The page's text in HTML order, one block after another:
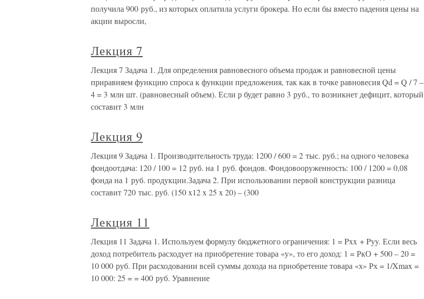
получила 900 руб., из которых оплатила услуги брокера. Но если бы вместо падения цены на
акции выросли,
Лекция 7
Лекция 7 Задача 1. Для определения равновесного объема продаж и равновесной цены
приравняем функцию спроса к функции предложения, так как в точке равновесия Qd = Q / 7 –
4 = 3 млн шт. (равновесный объем). Если р будет равно 3 руб., то возникнет дефицит, который
составит 3 млн
Лекция 9
Лекция 9 Задача 1. Производительность труда: 1200 / 600 = 2 тыс. руб.; на одного человека
фондоотдача: 120 / 100 = 12 руб. на 1 руб. фондов. Фондовооруженность: 100 / 1200 = 0,08
фонда на 1 руб. продукции.Задача 2. При использовании первой конструкции разница
составит 720 тыс. руб. (150 x12 x 25 x 20) – (300
Лекция 11
Лекция 11 Задача 1. Используем формулу бюджетного ограничения: 1 = Pxx + Pyy. Если весь
доход потребитель расходует на приобретение товара «у», то его доход: 1 = РкО + 500 – 20 =
10 000 руб. При расходовании всей суммы дохода на приобретение товара «х» Рх = 1/Xmax =
10 000: 25 = = 400 руб. Уравнение